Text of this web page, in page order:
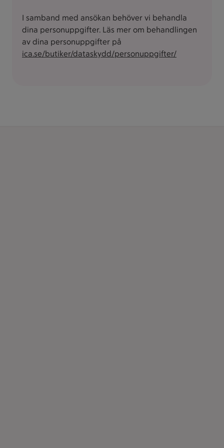
I samband med ansökan behöver vi behandla
dina personuppgifter. Läs mer om behandlingen
av dina personuppgifter på
ica.se/butiker/dataskydd/personuppgifter/